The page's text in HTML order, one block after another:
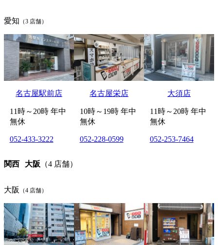
愛知 （3 店舗）
名古屋駅前店
11時～20時 年中
無休
052-433-3222
名古屋栄店
10時～19時 年中
無休
052-228-0599
大須店
11時～20時 年中
無休
052-253-7464
関西 大阪 （4 店舗）
大阪 （4 店舗）